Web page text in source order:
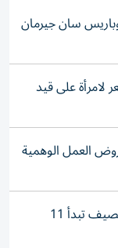
سان جيرمان
على قيد
العمل الوهمية
الإمارات.. «مرخيات القلايد» أشدّ أيام الصيف تبدأ 11